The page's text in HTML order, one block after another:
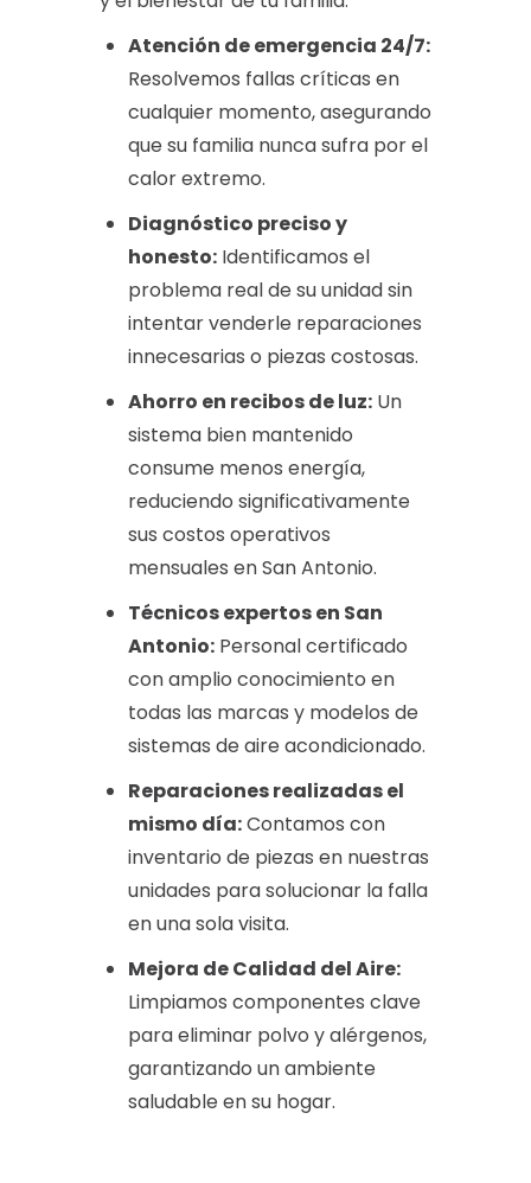
Atención de emergencia 24/7:
Resolvemos fallas críticas en
cualquier momento, asegurando
que su familia nunca sufra por el
calor extremo.
Diagnóstico preciso y
honesto: Identificamos el
problema real de su unidad sin
intentar venderle reparaciones
innecesarias o piezas costosas.
Ahorro en recibos de luz: Un
sistema bien mantenido
consume menos energía,
reduciendo significativamente
sus costos operativos
mensuales en San Antonio.
Técnicos expertos en San
Antonio: Personal certificado
con amplio conocimiento en
todas las marcas y modelos de
sistemas de aire acondicionado.
Reparaciones realizadas el
mismo día:Contamos con
inventario de piezas en nuestras
unidades para solucionar la falla
en una sola visita.
Mejora de Calidad del Aire:
Limpiamos componentes clave
para eliminar polvo y alérgenos,
garantizando un ambiente
saludable en su hogar.